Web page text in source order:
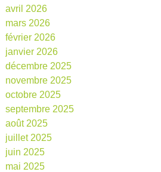
avril 2026
mars 2026
février 2026
janvier 2026
décembre 2025
novembre 2025
octobre 2025
septembre 2025
août 2025
juillet 2025
juin 2025
mai 2025